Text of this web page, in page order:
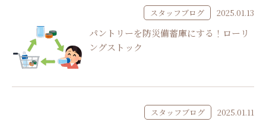
スタッフブログ 2025.01.13
パントリーを防災備蓄庫にする！ローリ
ングストック
スタッフブログ 2025.01.11